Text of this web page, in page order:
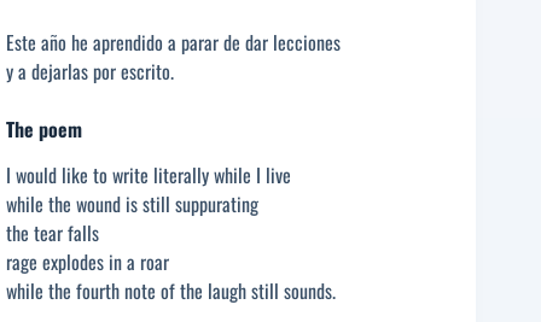
Este año he aprendido a parar de dar lecciones
y a dejarlas por escrito.
The poem
I would like to write literally while I live
while the wound is still suppurating
the tear falls
rage explodes in a roar
while the fourth note of the laugh still sounds.